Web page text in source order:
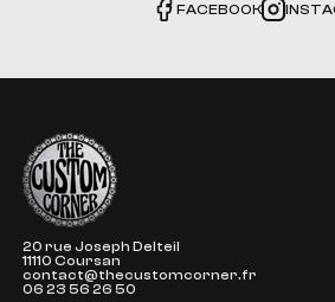
FACEBOOK
The Custom Corner
20 rue Joseph Delteil
11110 Coursan
contact@thecustomcorner.fr
06 23 56 26 50